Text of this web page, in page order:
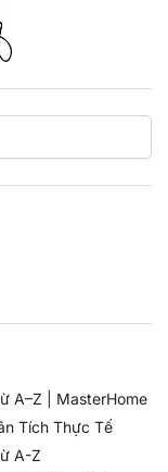
A–Z | MasterHome
Tích Thực Tế
A-Z